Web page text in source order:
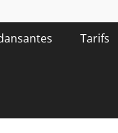
Tarifs